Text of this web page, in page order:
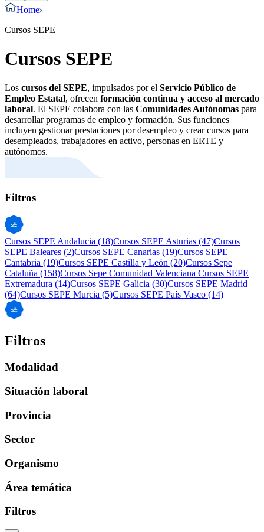
Home
Cursos SEPE
Cursos SEPE
Los cursos del SEPE, impulsados por el Servicio Público de
Empleo Estatal, ofrecen formación continua y acceso al mercado
laboral. El SEPE colabora con las Comunidades Autónomas para
desarrollar programas de empleo y formación. Sus funciones
incluyen gestionar prestaciones por desempleo y crear cursos para
desempleados, trabajadores en activo, personas en ERTE y
autónomos.
Filtros
Cursos SEPE Andalucia (18)Cursos SEPE Asturias (47)Cursos
SEPE Baleares (2)Cursos SEPE Canarias (19)Cursos SEPE
Cantabria (19)Cursos SEPE Castilla y León (20)Cursos Sepe
Cataluña (158)Cursos Sepe Comunidad Valenciana Cursos SEPE
Extremadura (14)Cursos SEPE Galicia (30)Cursos SEPE Madrid
(64)Cursos SEPE Murcia (5)Cursos SEPE País Vasco (14)
Filtros
Modalidad
Situación laboral
Provincia
Sector
Organismo
Área temática
Filtros